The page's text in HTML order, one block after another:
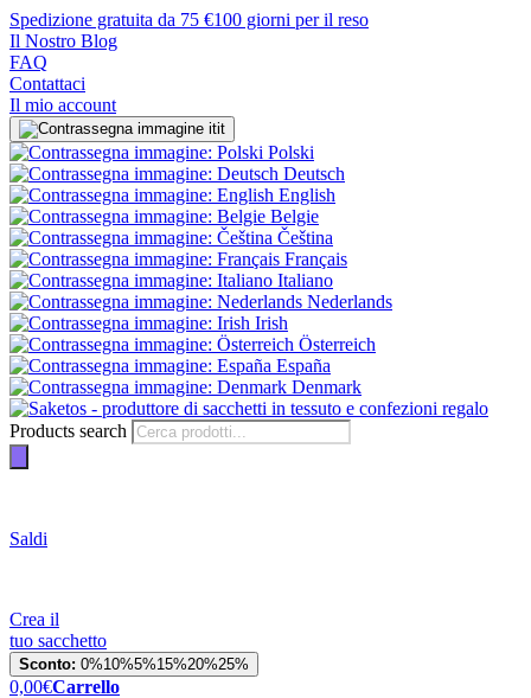
Spedizione gratuita da 75 €100 giorni per il reso
Il Nostro Blog
FAQ
Contattaci
Il mio account
it
Polski
Deutsch
English
Belgie
Čeština
Français
Italiano
Nederlands
Irish
Österreich
España
Denmark
Products search
Saldi
Crea il
tuo sacchetto
Sconto: 0%10%5%15%20%25%
0,00€Carrello